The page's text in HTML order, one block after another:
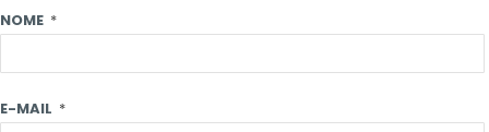
NOME *
E-MAIL *